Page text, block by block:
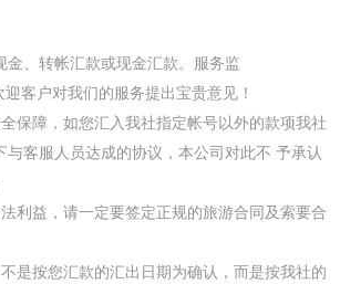
金、转帐汇款或现金汇款。服务监
客户对我们的服务提出宝贵意见！
保障，如您汇入我社指定帐号以外的款项我社
与客服人员达成的协议，本公司对此不 予承认
利益，请一定要签定正规的旅游合同及索要合
是按您汇款的汇出日期为确认，而是按我社的